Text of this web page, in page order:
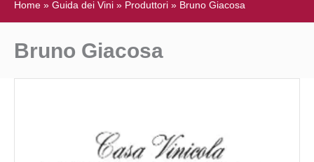
Home » Guida dei Vini » Produttori » Bruno Giacosa
Bruno Giacosa